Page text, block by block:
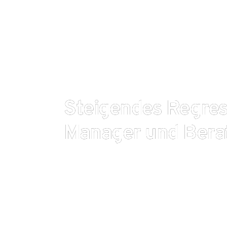
Steigendes
Manager und